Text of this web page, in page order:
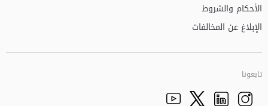
الأحكام والشروط
الإبلاغ عن المخالفات
تابعونا